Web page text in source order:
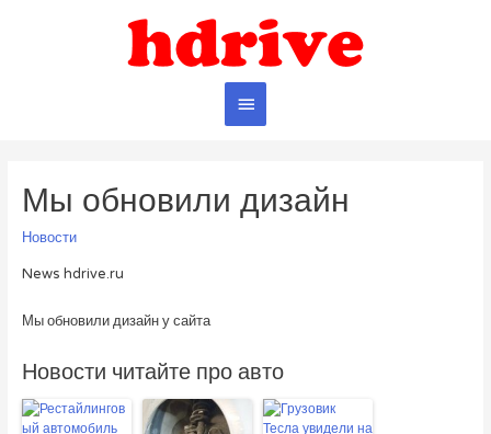
Главное
Мы обновили дизайн
Новости
News hdrive.ru
Мы обновили дизайн у сайта
Новости читайте про авто